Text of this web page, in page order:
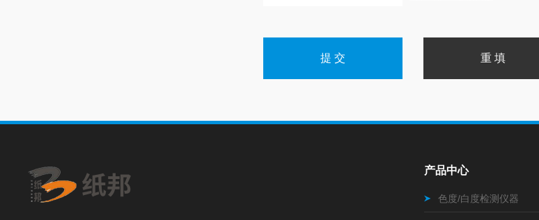
产品中心
色度/白度检测仪器